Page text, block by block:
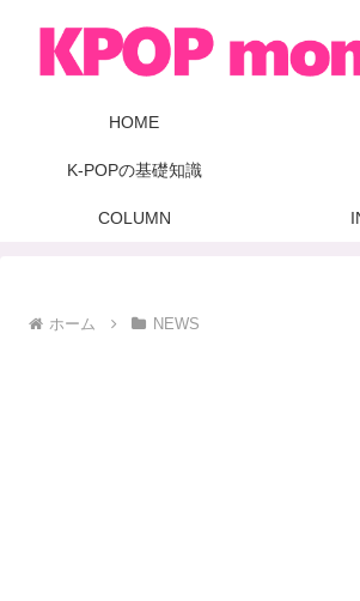
HOME
K-POPの基礎知識
COLUMN
ホーム NEWS